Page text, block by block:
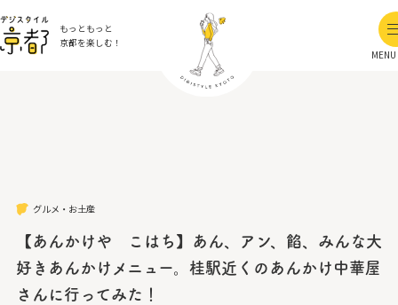
もっともっと
京都を楽しむ！
MENU
グルメ・お土産
【あんかけや こはち】あん、アン、餡、みんな大
好きあんかけメニュー。桂駅近くのあんかけ中華屋
さんに行ってみた！